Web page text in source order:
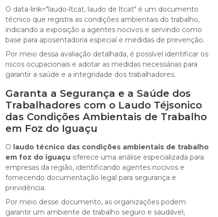
O data-link="laudo-ltcat, laudo de ltcat" é um documento
técnico que registra as condições ambientais do trabalho,
indicando a exposição a agentes nocivos e servindo como
base para aposentadoria especial e medidas de prevenção.
Por meio dessa avaliação detalhada, é possível identificar os
riscos ocupacionais e adotar as medidas necessárias para
garantir a saúde e a integridade dos trabalhadores.
Garanta a Segurança e a Saúde dos
Trabalhadores com o Laudo Téjsonico
das Condições Ambientais de Trabalho
em Foz do Iguaçu
O laudo técnico das condições ambientais de trabalho
em foz do iguaçu oferece uma análise especializada para
empresas da região, identificando agentes nocivos e
fornecendo documentação legal para segurança e
previdência.
Por meio desse documento, as organizações podem
garantir um ambiente de trabalho seguro e saudável,